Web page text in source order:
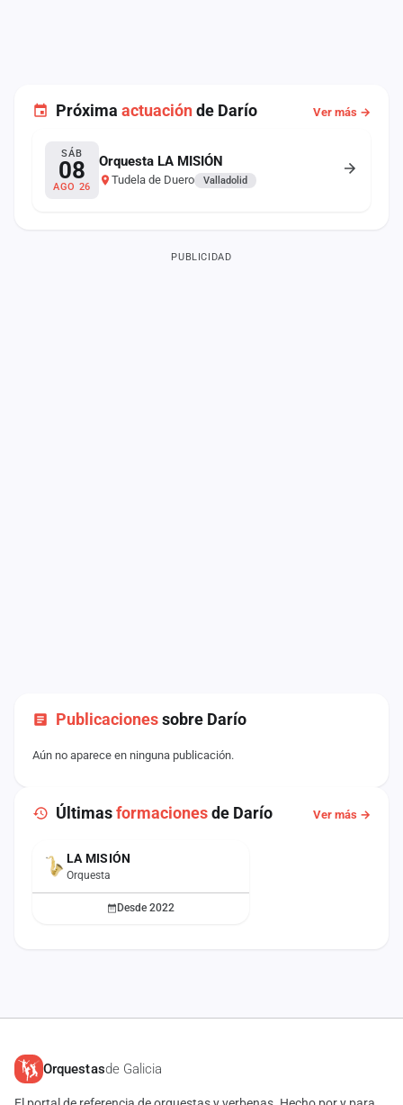
Próxima actuaciónde Darío Ver más →
SÁB
08
AGO 26
Orquesta LA MISIÓN
Tudela de Duero Valladolid
PUBLICIDAD
Publicacionessobre Darío
Aún no aparece en ninguna publicación.
Últimasformacionesde Darío Ver más →
ACTUALLA MISIÓN
Orquesta
Desde 2022
Orquestasde Galicia